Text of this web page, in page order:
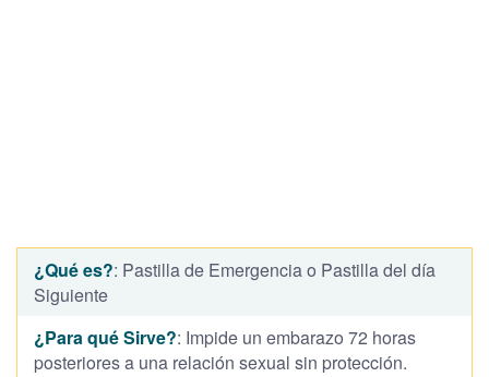
¿Qué es?: Pastilla de Emergencia o Pastilla del día
Siguiente
¿Para qué Sirve?: Impide un embarazo 72 horas
posteriores a una relación sexual sin protección.